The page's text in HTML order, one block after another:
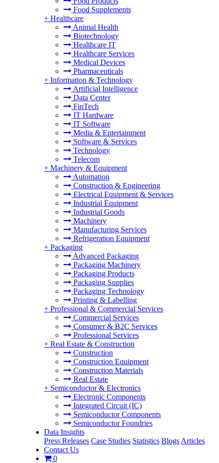
Food Supplements
+ Healthcare
Animal Health
Biotechnology
Healthcare IT
Healthcare Services
Medical Devices
Pharmaceuticals
+ Information & Technology
Artificial Intelligence
Data Center
FinTech
IT Hardware
IT Software
Media & Entertainment
Software & Services
Technology
Telecom
+ Machinery & Equipment
Automation
Construction & Engineering
Electrical Equipment & Services
Industrial Equipment
Industrial Goods
Machinery
Manufacturing Services
Refrigeration Equipment
+ Packaging
Advanced Packaging
Packaging Machinery
Packaging Products
Packaging Supplies
Packaging Technology
Printing & Labelling
+ Professional & Commercial Services
Commercial Services
Consumer & B2C Services
Professional Services
+ Real Estate & Construction
Construction
Construction Equipment
Construction Materials
Real Estate
+ Semiconductor & Electronics
Electronic Components
Integrated Circuit (IC)
Semiconductor Components
Semiconductor Foundries
Data Insights
Press Releases Case Studies Statistics Blogs Articles
Contact Us
0